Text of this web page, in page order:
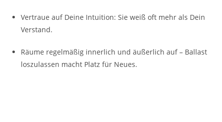
Vertraue auf Deine Intuition: Sie weiß oft mehr als Dein
Verstand.
Räume regelmäßig innerlich und äußerlich auf – Ballast
loszulassen macht Platz für Neues.